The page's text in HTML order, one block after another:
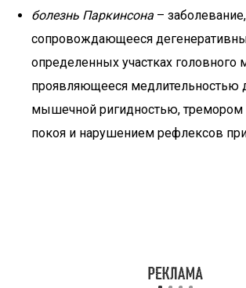
болезнь Паркинсона – заболевание,
сопровождающееся
определенных участках головного
проявляющееся медлительностью
мышечной ригидностью, тремором
покоя и нарушением рефлексов